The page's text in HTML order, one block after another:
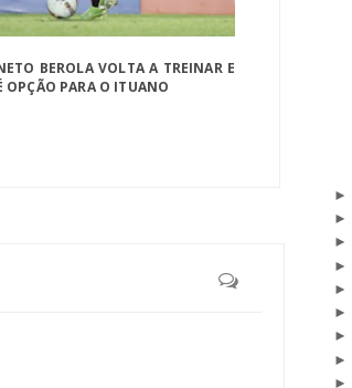
BEROLA VOLTA A TREINAR E
OPÇÃO PARA O ITUANO
►
►
►
►
►
►
►
►
►